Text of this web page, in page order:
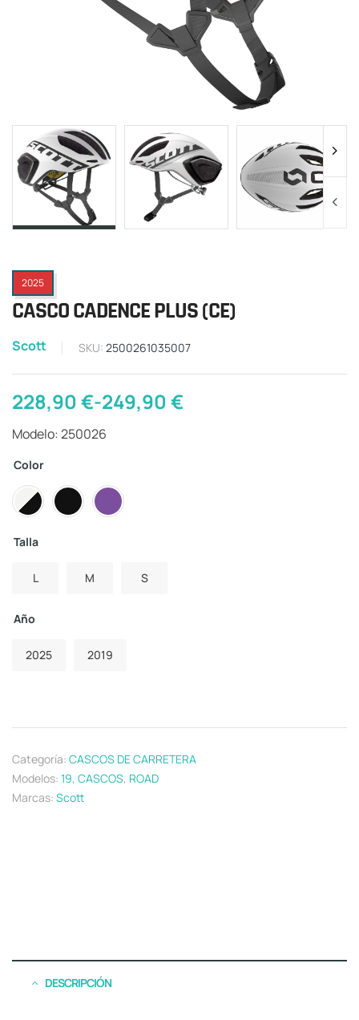
2025
CASCO CADENCE PLUS (CE)
Scott SKU: 2500261035007
228,90€-249,90€
Modelo: 250026
Color
Talla
L M S
Año
2025 2019
Categoría: CASCOS DE CARRETERA
Modelos: 19, CASCOS, ROAD
Marcas: Scott
DESCRIPCIÓN